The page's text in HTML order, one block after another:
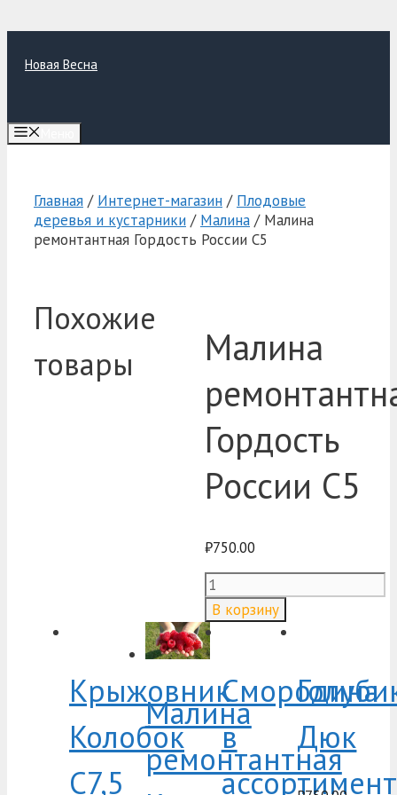
Новая Весна
Главная / Интернет-магазин / Плодовые
деревья и кустарники / Малина / Малина
ремонтантная Гордость России C5
Малина
Гордость
России C5
₽750.00
Количество
товара
Малина
ремонтантная
Гордость
России
C5
В корзину
Похожие
товары
Крыжовник
Колобок
C7,5
Малина
ремонтантная
Смородина
в
Дюк